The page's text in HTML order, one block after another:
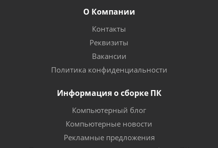
О Компании
Контакты
Реквизиты
Вакансии
Политика конфиденциальности
Информация о сборке ПК
Компьютерный блог
Компьютерные новости
Рекламные предложения